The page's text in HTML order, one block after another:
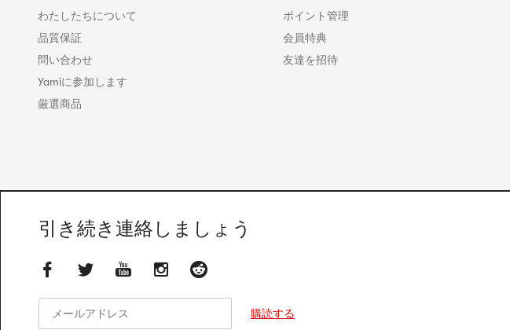
わたしたちについて
品質保証
問い合わせ
Yamiに参加します
厳選商品
ポイント管理
会員特典
友達を招待
引き続き連絡しましょう
購読する